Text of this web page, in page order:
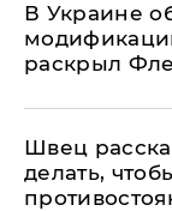
В Украине
раскрыл
Швец
делать,